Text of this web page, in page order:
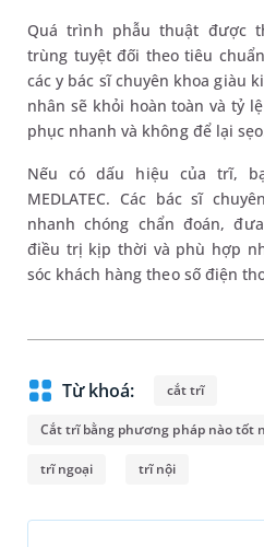
Quá trình phẫu thuật được
trùng tuyệt đối theo tiêu
các y bác sĩ chuyên khoa giàu
nhân sẽ khỏi hoàn toàn và tỷ
phục nhanh và không để lại
Nếu có dấu hiệu của trĩ,
MEDLATEC. Các bác sĩ
nhanh chóng chẩn đoán,
điều trị kịp thời và phù hợp
sóc khách hàng theo số điện
Từ khoá: cắt trĩ
Cắt trĩ bằng phương pháp nào tốt
trĩ ngoại trĩ nội